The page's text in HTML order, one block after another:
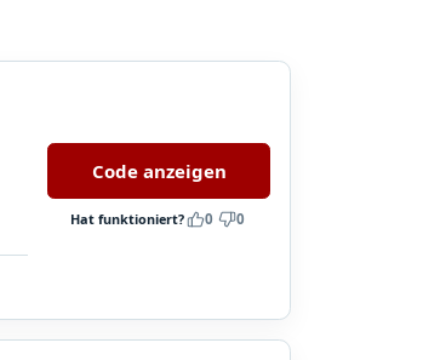
Code anzeigen
Hat funktioniert? 0 0